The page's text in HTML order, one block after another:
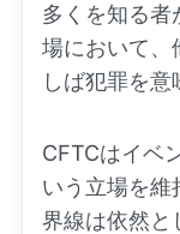
多くを知る者
場において、
しば犯罪を意
CFTCはイベ
いう立場を維
界線は依然